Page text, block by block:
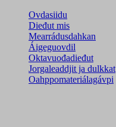
Ovdasiidu
Dieđut mis
Mearrádusdahkan
Áigeguovdil
Oktavuođadieđut
Jorgaleaddjit ja dulkkat
Oahppomateriálagávpi